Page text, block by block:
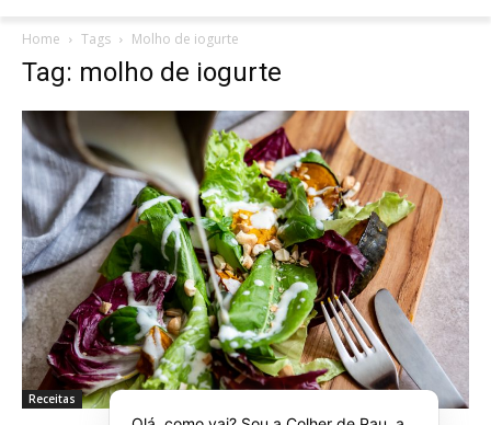
Home Tags Molho de iogurte
Tag: molho de iogurte
Receitas